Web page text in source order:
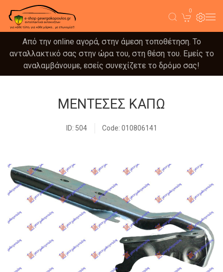
0
Από την online αγορά, στην άμεση τοποθέτηση. Το
ανταλλακτικό σας στην ώρα του, στη θέση του. Εμείς το
αναλαμβάνουμε, εσείς συνεχίζετε το δρόμο σας!
ΜΕΝΤΕΣΕΣ ΚΑΠΩ
ID: 504 Code: 010806141